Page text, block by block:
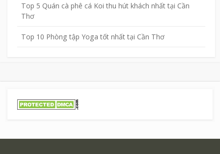
Top 5 Quán cà phê cá Koi thu hút khách nhất tại Cần
Thơ
Top 10 Phòng tập Yoga tốt nhất tại Cần Thơ